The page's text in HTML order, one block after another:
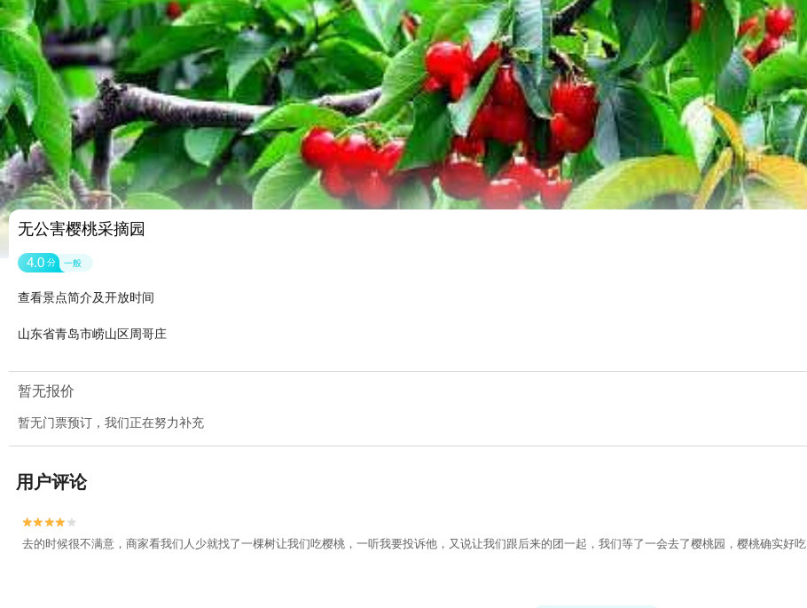
无公害樱桃采摘园
4.0 分 一般
查看景点简介及开放时间
山东省青岛市崂山区周哥庄
暂无报价
暂无门票预订，我们正在努力补充
用户评论


去的时候很不满意，商家看我们人少就找了一棵树让我们吃樱桃，一听我要投诉他，又说让我们跟后来的团一起，我们等了一会去了樱桃园，樱桃确实好